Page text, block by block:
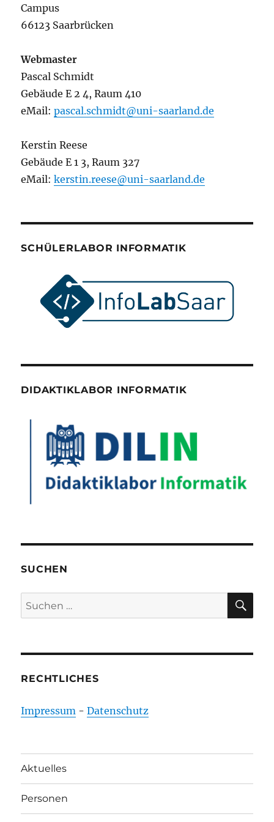
Campus
66123 Saarbrücken
Webmaster
Pascal Schmidt
Gebäude E 2 4, Raum 410
eMail:pascal.schmidt@uni-saarland.de
Kerstin Reese
Gebäude E 1 3, Raum 327
eMail:kerstin.reese@uni-saarland.de
SCHÜLERLABOR INFORMATIK
DIDAKTIKLABOR INFORMATIK
SUCHEN
Suchen
nach:
RECHTLICHES
Impressum -Datenschutz
Aktuelles
Personen